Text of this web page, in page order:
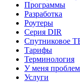
Программы
Разработка
Роутеры
Серия DIR
Спутниковое
Тарифы
Терминология
У меня
Услуги